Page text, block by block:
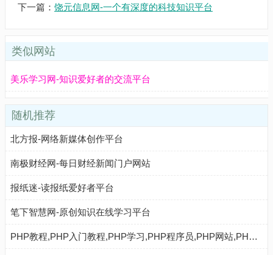
下一篇： 饶元信息网-一个有深度的科技知识平台
类似网站
美乐学习网-知识爱好者的交流平台
随机推荐
北方报-网络新媒体创作平台
南极财经网-每日财经新闻门户网站
报纸迷-读报纸爱好者平台
笔下智慧网-原创知识在线学习平台
PHP教程,PHP入门教程,PHP学习,PHP程序员,PHP网站,PHP视频教程,Mysql教程,CMS教程,PHP粉丝网 - PHP粉丝网